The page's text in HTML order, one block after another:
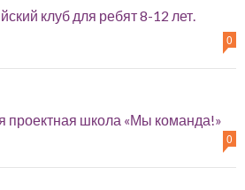
клуб для ребят 8-12 лет.
0
проектная школа «Мы команда!»
0